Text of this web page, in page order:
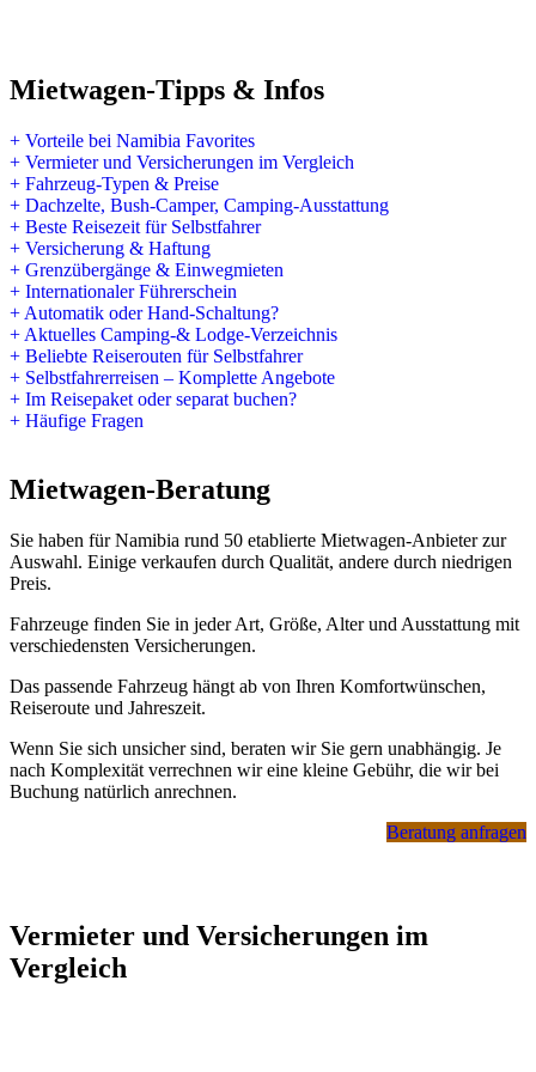
Lediglich die Regionen ab Etosha nördlich und
nordöstlich, also auch die Sambesi-Region (ehemals
an den Flüssen z.B. mit den Epupa-Fällen gelten als
Malariagebiete, ebenso wie große Teile Botswanas.
Ob Reise-Impfungen oder Malaria-Prophylaxe empfohlen
werden, besprechen Sie bitte idealerweise mehr als 6 Monate
vor der Reise mit Ihrem Hausarzt oder einem Tropenmediziner,
da einige Impfungen diesen Vorlauf benötigen.
Weitere Infos finden Sie unter:Namibia & Botswana -
Impfungen, Malariaprophylaxe, weitere Gesundheitsrisiken
Aktualisierung kurz vor der Reise und Nachbarländer
Nachbarländern senden wir unseren Kunden gerne alle
aktuellen Infos und Formulare.
(Unsere letzten persönlichen Erfahrungen bei eigenen
Grenzübertritten nach Namibia, Botswana, Simbabwe und
Sambia waren im November und Dezember 2025.)
Flüge - Verfügbarkeiten und Preise
Flugverfügbarkeiten und Flugpreise schwanken teils
Speziell für Ostern, Sommerferien, Herbstferien, Weihnachten,
Neujahr 2026 sind die Verfügbarkeiten knapp mit hohen
Preisen, vor allem für die Direktflüge der
Qualitativ besser und zuverlässiger - aber leider mit Umstieg -
Ethiopian.
Von Juni 2026 bis Oktober 2026 gibt es neu eine
Direktverbindung zwischen Zürich und Windhoek mit
Mietwagen-Tipps & Infos
+ Vorteile bei Namibia Favorites
+ Vermieter und Versicherungen im Vergleich
+ Fahrzeug-Typen & Preise
+ Dachzelte, Bush-Camper, Camping-Ausstattung
+ Beste Reisezeit für Selbstfahrer
+ Versicherung & Haftung
+ Grenzübergänge & Einwegmieten
+ Internationaler Führerschein
+ Automatik oder Hand-Schaltung?
+ Aktuelles Camping-& Lodge-Verzeichnis
+ Beliebte Reiserouten für Selbstfahrer
+ Selbstfahrerreisen – Komplette Angebote
+ Im Reisepaket oder separat buchen?
+ Häufige Fragen
Mietwagen-Beratung
Sie haben für Namibia rund 50 etablierte Mietwagen-Anbieter zur
Auswahl. Einige verkaufen durch Qualität, andere durch niedrigen
Preis.
Fahrzeuge finden Sie in jeder Art, Größe, Alter und Ausstattung mit
verschiedensten Versicherungen.
Das passende Fahrzeug hängt ab von Ihren Komfortwünschen,
Reiseroute und Jahreszeit.
Wenn Sie sich unsicher sind, beraten wir Sie gern unabhängig. Je
nach Komplexität verrechnen wir eine kleine Gebühr, die wir bei
Buchung natürlich anrechnen.
Beratung anfragen
Vermieter und Versicherungen im
Vergleich